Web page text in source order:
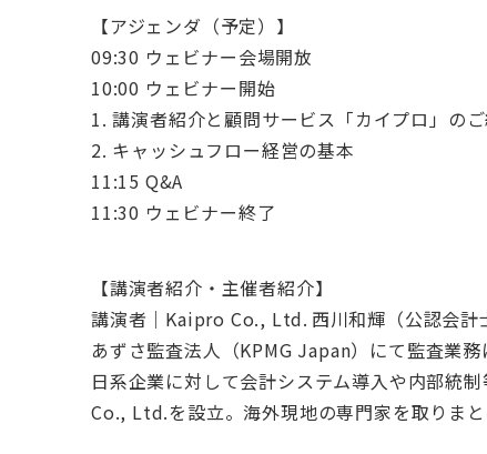
【アジェンダ（予定）】
09:30 ウェビナー会場開放
10:00 ウェビナー開始
1. 講演者紹介と顧問サービス「カイプロ」の
2. キャッシュフロー経営の基本
11:15 Q&A
11:30 ウェビナー終了
【講演者紹介・主催者紹介】
講演者｜Kaipro Co., Ltd. 西川和輝（公認会計
あずさ監査法人（KPMG Japan）にて監査業
日系企業に対して会計システム導入や内部統
Co., Ltd.を設立。海外現地の専門家を取りま